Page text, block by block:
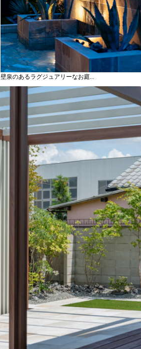
壁泉のあるラグジュアリーなお庭...